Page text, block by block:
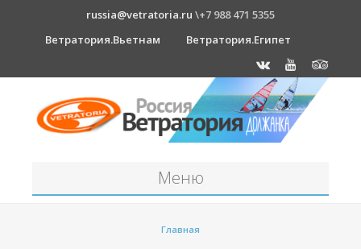
russia@vetratoria.ru \+7 988 471 5355
Ветратория.Вьетнам
Ветратория.Египет
Меню
Главная